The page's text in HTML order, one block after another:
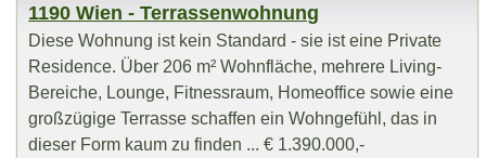
1190 Wien - Terrassenwohnung
Diese Wohnung ist kein Standard - sie ist eine Private
Residence. Über 206 m² Wohnfläche, mehrere Living-
Bereiche, Lounge, Fitnessraum, Homeoffice sowie eine
großzügige Terrasse schaffen ein Wohngefühl, das in
dieser Form kaum zu finden ... € 1.390.000,-